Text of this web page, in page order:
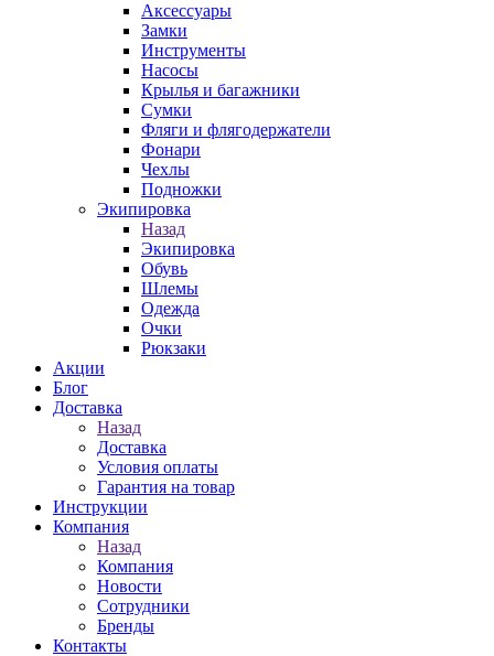
Аксессуары
Замки
Инструменты
Насосы
Крылья и багажники
Сумки
Фляги и флягодержатели
Фонари
Чехлы
Подножки
Экипировка
Назад
Экипировка
Обувь
Шлемы
Одежда
Очки
Рюкзаки
Акции
Блог
Доставка
Назад
Доставка
Условия оплаты
Гарантия на товар
Инструкции
Компания
Назад
Компания
Новости
Сотрудники
Бренды
Контакты